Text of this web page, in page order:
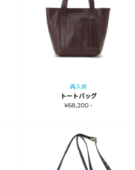
再入荷
トートバッグ
¥68,200 -